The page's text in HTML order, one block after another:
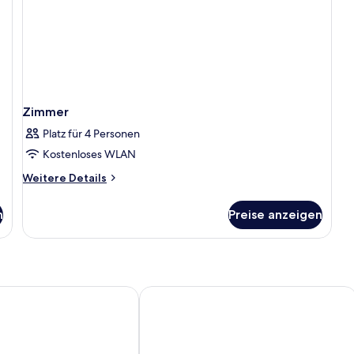
Zimmer
Platz für 4 Personen
Kostenloses WLAN
Weitere Details
Weitere
Preise anzeigen
- Cottage by FalkensteinerArbatax Park Resort - Dune by